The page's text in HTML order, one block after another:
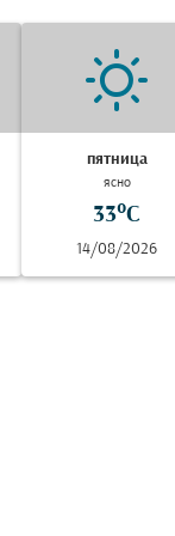
пятница
ясно
33°C
14/08/2026